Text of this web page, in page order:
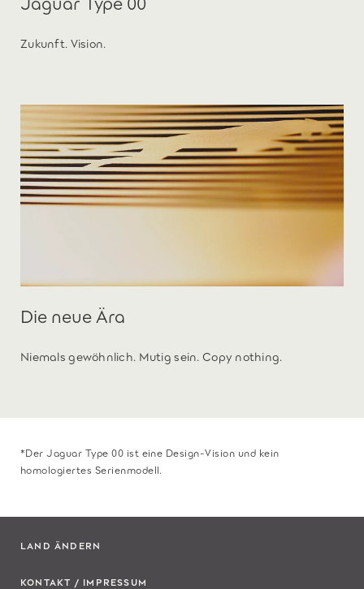
Zukunft. Vision.
Die neue Ära
Niemals gewöhnlich. Mutig sein. Copy nothing.
*Der Jaguar Type 00 ist eine Design-Vision und kein
homologiertes Serienmodell.
LAND ÄNDERN
KONTAKT / IMPRESSUM